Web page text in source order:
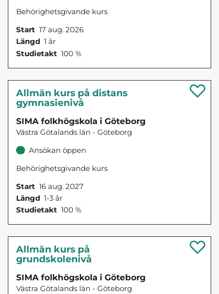
Behörighetsgivande kurs
Start 17 aug. 2026
Längd 1 år
Studietakt 100 %
Allmän kurs på distans
gymnasienivå
SIMA folkhögskola i Göteborg
Västra Götalands län - Göteborg
Ansökan öppen
Behörighetsgivande kurs
Start 16 aug. 2027
Längd 1-3 år
Studietakt 100 %
Allmän kurs på
grundskolenivå
SIMA folkhögskola i Göteborg
Västra Götalands län - Göteborg